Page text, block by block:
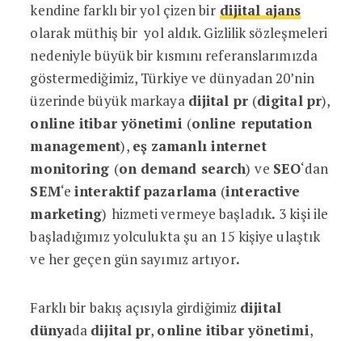
kendine farklı bir yol çizen bir dijital ajans
olarak müthiş bir yol aldık. Gizlilik sözleşmeleri
nedeniyle büyük bir kısmını referanslarımızda
göstermediğimiz, Türkiye ve dünyadan 20’nin
üzerinde büyük markaya dijital pr (digital pr),
online itibar yönetimi (online reputation
management), eş zamanlı internet
monitoring (on demand search) ve SEO‘dan
SEM‘einteraktif pazarlama (interactive
marketing) hizmeti vermeye başladık. 3 kişi ile
başladığımız yolculukta şu an 15 kişiye ulaştık
ve her geçen gün sayımız artıyor.
Farklı bir bakış açısıyla girdiğimiz dijital
dünyada dijital pr, online itibar yönetimi,